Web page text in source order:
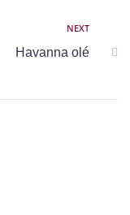
NEXT
Havanna olé